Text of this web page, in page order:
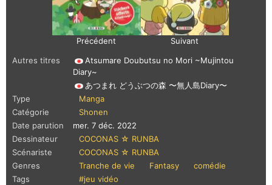
Précédent
Suivant
Autres titres
Atsumare Doubutsu no Mori ~Mujintou
Diary~
あつまれ どうぶつの森 〜無人島Diary〜
Type
Manga
Catégorie
Shonen
Date parution
mer. 7 déc. 2022
Dessinateur
COCONAS ☆ RUNBA
Scénariste
COCONAS ☆ RUNBA
Genres
Tranche de vie Fantasy
comédie
Tags
#jeu vidéo